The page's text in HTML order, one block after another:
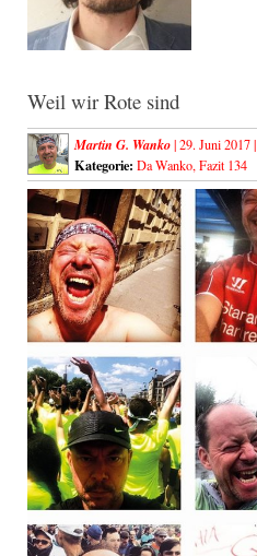
Weil wir Rote sind
Martin G. Wanko| 29. Juni 2017 |
Kategorie: Da Wanko, Fazit 134